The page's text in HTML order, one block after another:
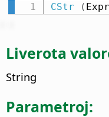
CStr (
Liverota
String
Parametroj: